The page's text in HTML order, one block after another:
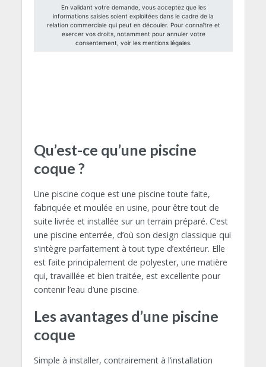
Qu’est-ce qu’une piscine
coque ?
Une piscine coque est une piscine toute faite,
fabriquée et moulée en usine, pour être tout de
suite livrée et installée sur un terrain préparé. C’est
une piscine enterrée, d’où son design classique qui
s’intègre parfaitement à tout type d’extérieur. Elle
est faite principalement de polyester, une matière
qui, travaillée et bien traitée, est excellente pour
contenir l’eau d’une piscine.
Les avantages d’une piscine
coque
Simple à installer, contrairement à l’installation